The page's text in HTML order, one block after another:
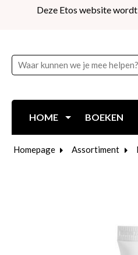
Deze Etos website
HOME BOEKEN
Homepage Assortiment